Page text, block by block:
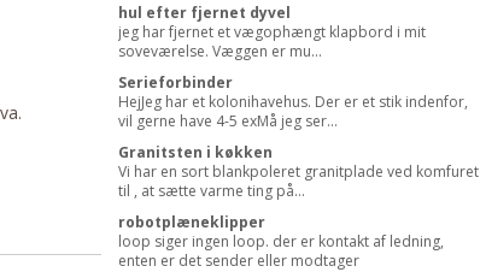
hul efter fjernet dyvel
jeg har fjernet et vægophængt klapbord i mit
soveværelse. Væggen er mu...
Serieforbinder
HejJeg har et kolonihavehus. Der er et stik indenfor,
vil gerne have 4-5 exMå jeg ser...
Granitsten i køkken
Vi har en sort blankpoleret granitplade ved komfuret
til , at sætte varme ting på...
robotplæneklipper
loop siger ingen loop. der er kontakt af ledning,
enten er det sender eller modtager